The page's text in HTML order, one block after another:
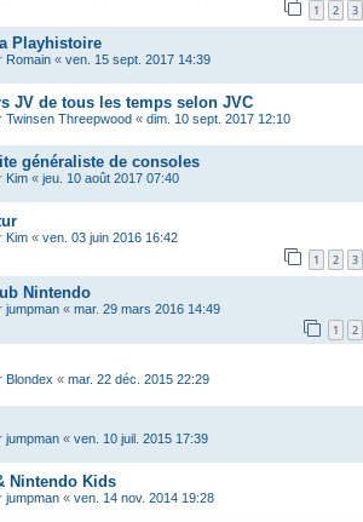
1 2 3
Playhistoire
Romain « ven. 15 sept. 2017 14:39
JV de tous les temps selon JVC
Twinsen Threepwood « dim. 10 sept. 2017 12:10
généraliste de consoles
Kim « jeu. 10 août 2017 07:40
Kim « ven. 03 juin 2016 16:42
1 2 3
Nintendo
jumpman « mar. 29 mars 2016 14:49
1 2
Blondex « mar. 22 déc. 2015 22:29
jumpman « ven. 10 juil. 2015 17:39
Nintendo Kids
jumpman « ven. 14 nov. 2014 19:28